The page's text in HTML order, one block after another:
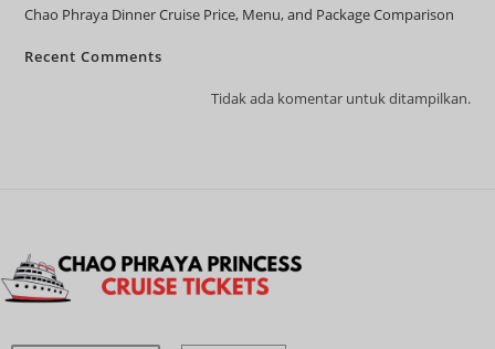
Chao Phraya Dinner Cruise Price, Menu, and Package Comparison
Recent Comments
Tidak ada komentar untuk ditampilkan.